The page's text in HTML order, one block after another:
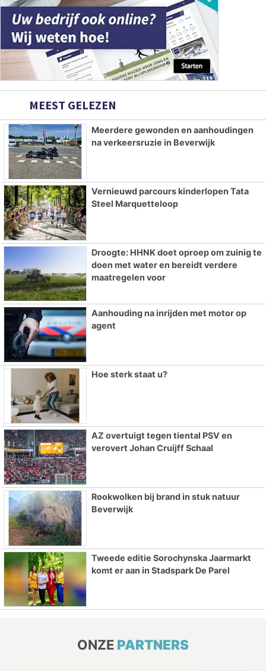
MEEST GELEZEN
Meerdere gewonden en aanhoudingen
na verkeersruzie in Beverwijk
Vernieuwd parcours kinderlopen Tata
Steel Marquetteloop
Droogte: HHNK doet oproep om zuinig te
doen met water en bereidt verdere
maatregelen voor
Aanhouding na inrijden met motor op
agent
Hoe sterk staat u?
AZ overtuigt tegen tiental PSV en
verovert Johan Cruijff Schaal
Rookwolken bij brand in stuk natuur
Beverwijk
Tweede editie Sorochynska Jaarmarkt
komt er aan in Stadspark De Parel
ONZE PARTNERS